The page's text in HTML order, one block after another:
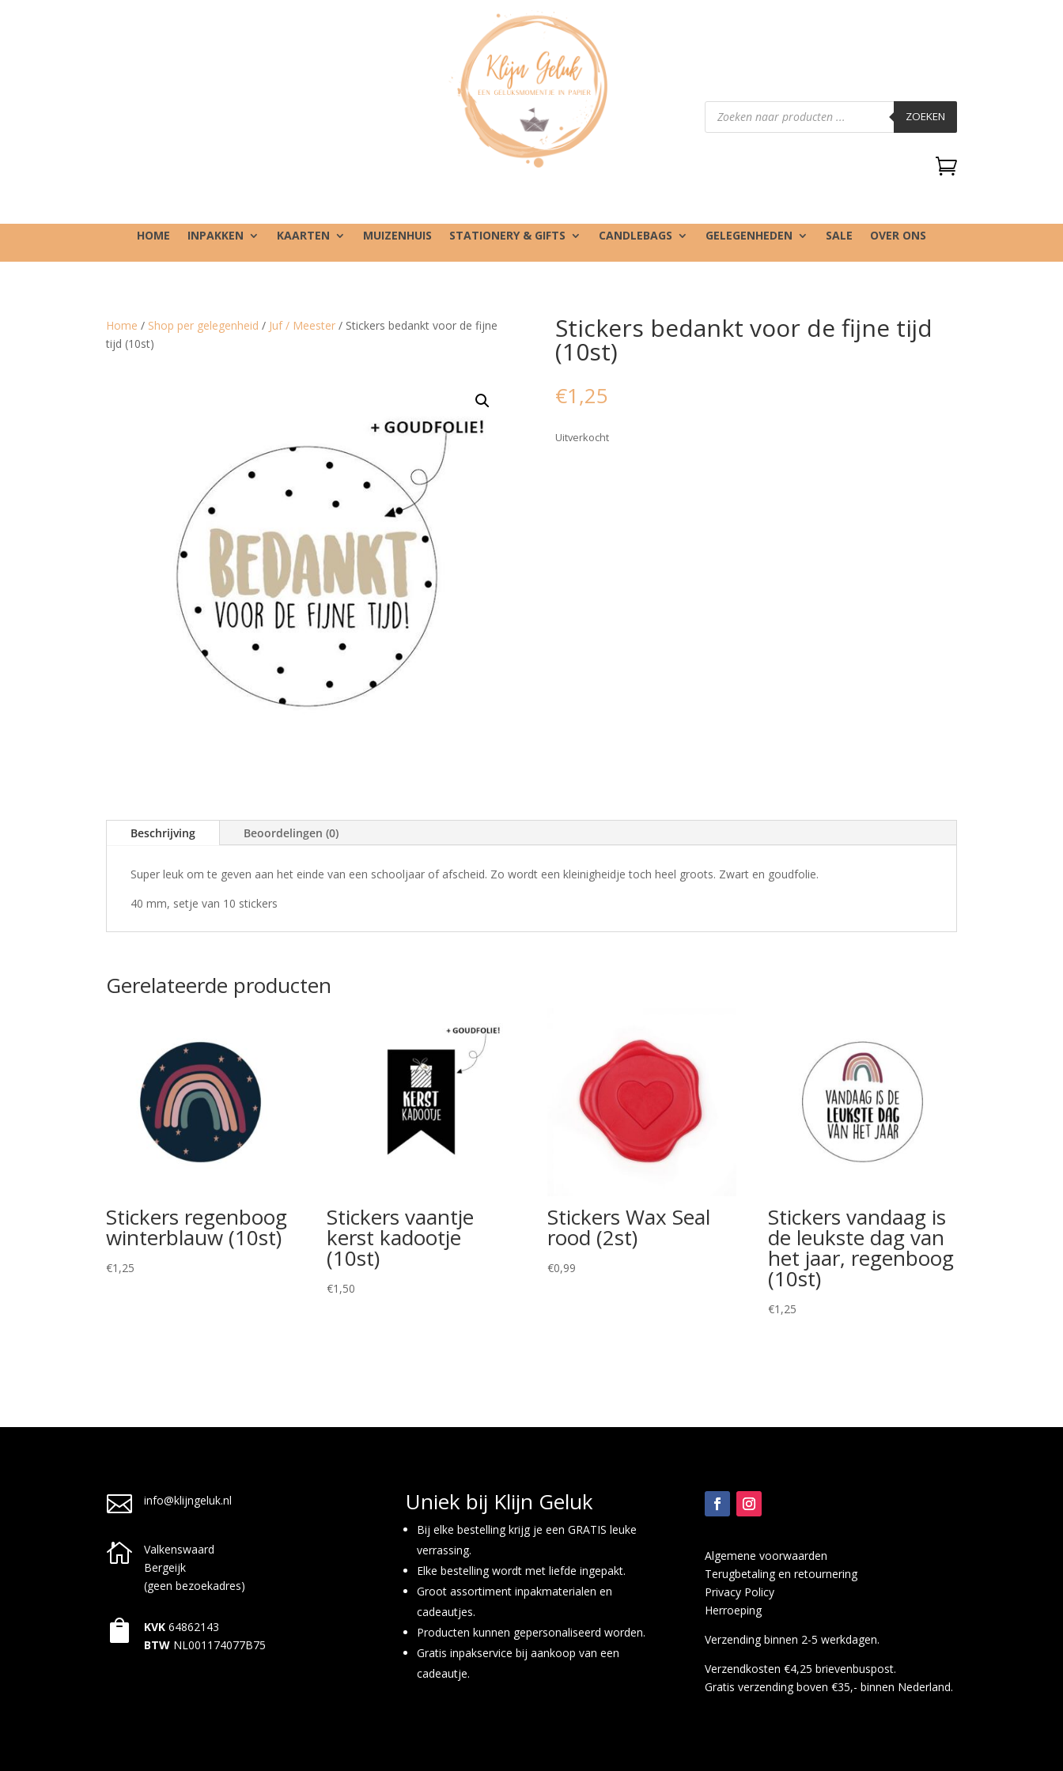
Producten
zoeken ZOEKEN

HOME INPAKKEN KAARTEN MUIZENHUIS STATIONERY & GIFTS CANDLEBAGS GELEGENHEDEN SALE OVER ONS
Home / Shop per gelegenheid / Juf / Meester / Stickers bedankt voor de fijne
tijd (10st)
Stickers bedankt voor de fijne tijd
(10st)
€1,25
Uitverkocht
Beschrijving Beoordelingen (0)
Super leuk om te geven aan het einde van een schooljaar of afscheid. Zo wordt een kleinigheidje toch heel groots. Zwart en goudfolie.
40 mm, setje van 10 stickers
Gerelateerde producten
Stickers regenboog
winterblauw (10st)
€1,25
Stickers vaantje
kerst kadootje
(10st)
€1,50
Stickers Wax Seal
rood (2st)
€0,99
Stickers vandaag is
de leukste dag van
het jaar, regenboog
(10st)
€1,25
 info@klijngeluk.nl

Valkenswaard
Bergeijk
(geen bezoekadres)
 KVK 64862143
BTW NL001174077B75
Uniek bij Klijn Geluk
Bij elke bestelling krijg je een GRATIS leuke
verrassing.
Elke bestelling wordt met liefde ingepakt.
Groot assortiment inpakmaterialen en
cadeautjes.
Producten kunnen gepersonaliseerd worden.
Gratis inpakservice bij aankoop van een
cadeautje.
Algemene voorwaarden
Terugbetaling en retournering
Privacy Policy
Herroeping
Verzending binnen 2-5 werkdagen.
Verzendkosten €4,25 brievenbuspost.
Gratis verzending boven €35,- binnen Nederland.